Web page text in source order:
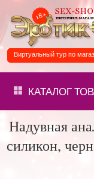
Виртуальный тур по
КАТАЛОГ
Надувная
силикон,